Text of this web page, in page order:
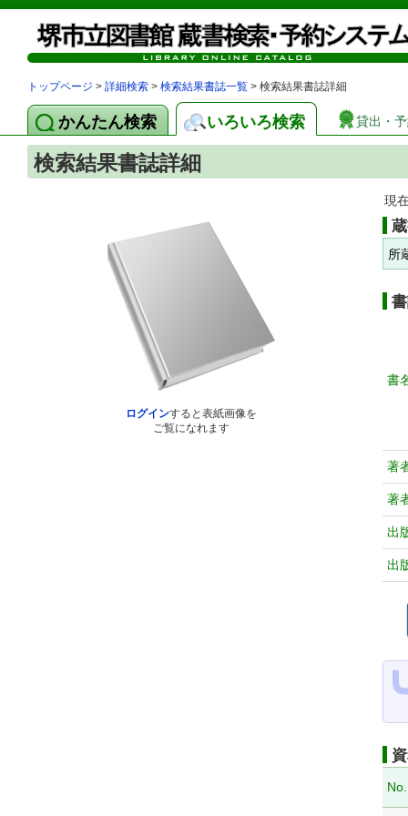
トップページ > 詳細検索 > 検索結果書誌一覧 > 検索結果書誌詳細
かんたん検索 いろいろ検索 貸出・
検索結果書誌詳細
ログインすると表紙画像を
ご覧になれます
現
所
書
著
著
出
出
No.